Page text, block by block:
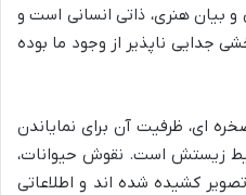
و بیان هنری، ذاتی انسانی است و
جدایی ناپذیر از وجود ما بوده
ای، ظرفیت آن برای نمایاندن
زیستش است. نقوش حیوانات،
کشیده شده اند و اطلاعاتی